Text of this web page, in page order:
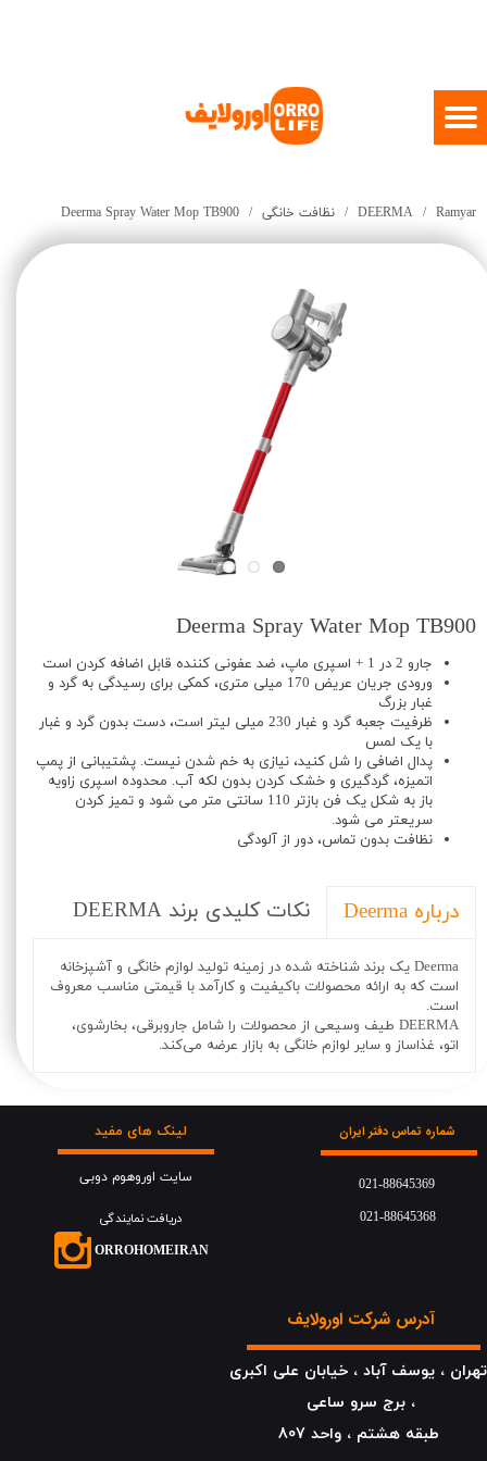
Ramyar
DEERMA نظافت خانگی Deerma Spray Water Mop TB900
Deerma Spray Water Mop TB900
جارو 2 در 1 + اسپری ماپ، ضد عفونی کننده قابل اضافه کردن است
ورودی جریان عریض 170 میلی متری، کمکی برای رسیدگی به گرد و
غبار بزرگ
ظرفیت جعبه گرد و غبار 230 میلی لیتر است، دست بدون گرد و غبار
با یک لمس
پدال اضافی را شل کنید، نیازی به خم شدن نیست. پشتیبانی از پمپ
اتمیزه، گردگیری و خشک کردن بدون لکه آب. محدوده اسپری زاویه
باز به شکل یک فن بازتر 110 سانتی متر می شود و تمیز کردن
سریعتر می شود.
نظافت بدون تماس، دور از آلودگی
درباره Deerma نکات کلیدی برند DEERMA
Deerma یک برند شناخته شده در زمینه تولید لوازم خانگی و آشپزخانه
است که به ارائه محصولات باکیفیت و کارآمد با قیمتی مناسب معروف
است.
DEERMA طیف وسیعی از محصولات را شامل جاروبرقی، بخارشوی،
اتو، غذاساز و سایر لوازم خانگی به بازار عرضه می‌کند.
آدرس شرکت اورولایف
تهران ، یوسف آباد ، خیابان علی اکبری
، برج سرو ساعی
​​​​​​​طبقه هشتم ، واحد 807
شماره تماس دفتر ایران
سایت اوروهوم دوبی
021-88645369
021-88645368
دریافت نمایندگی
لینک های مفید
​​​ORROHOMEIRAN